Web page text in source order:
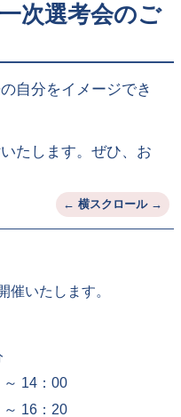
次選考会のご
自分をイメージでき
たします。ぜひ、お
催いたします。
14：00
16：20